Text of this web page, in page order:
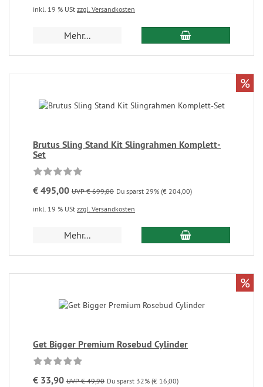
inkl. 19 % USt zzgl. Versandkosten
Mehr...
Brutus Sling Stand Kit Slingrahmen Komplett-
Set
€ 495,00 UVP € 699,00 Du sparst 29% (€ 204,00)
inkl. 19 % USt zzgl. Versandkosten
Mehr...
%
Get Bigger Premium Rosebud Cylinder
€ 33,90 UVP € 49,90 Du sparst 32% (€ 16,00)
%